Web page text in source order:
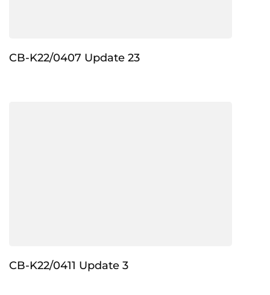
CB-K22/0407 Update 23
CB-K22/0411 Update 3